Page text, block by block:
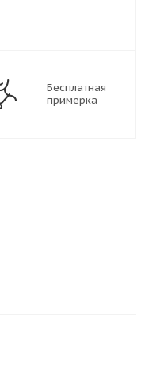
Бесплатная
примерка